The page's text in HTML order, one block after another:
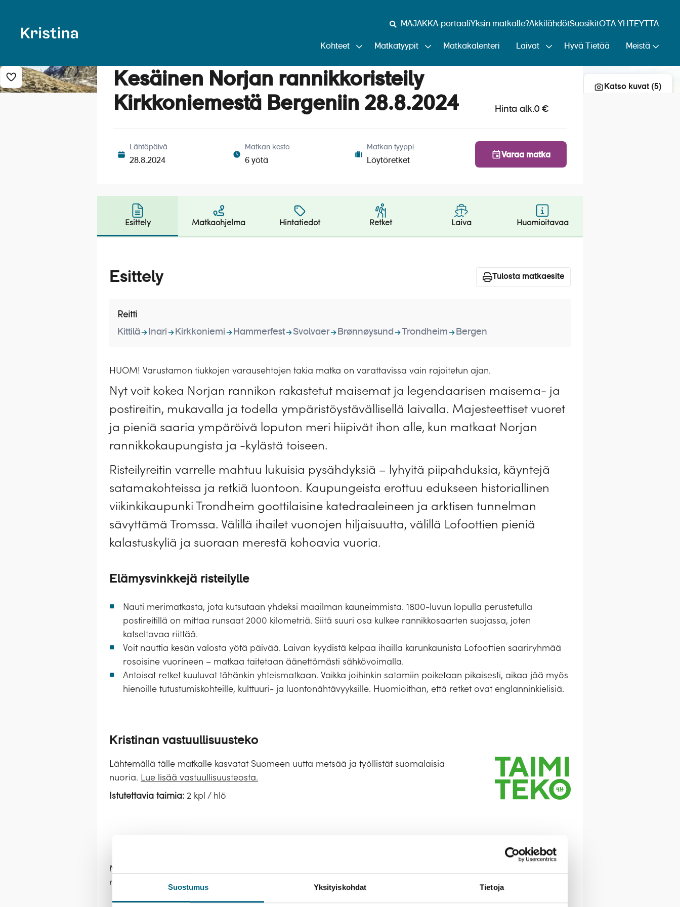
Suostumus Yksityiskohdat Tietoja
MAJAKKA-portaaliYksin matkalle?ÄkkilähdötSuosikitOTA YHTEYTTÄ
Kohteet Matkatyypit Matkakalenteri Laivat Hyvä Tietää Meistä
Katso kuvat (5)
Lisää risteily suosikkeihin Kesäinen Norjan rannikkoristeily
Kirkkoniemestä Bergeniin 28.8.2024
Hinta alk.0 €
Lähtöpäivä
28.8.2024
Matkan kesto
6 yötä
Matkan tyyppi
Löytöretket
Varaa matka
Esittely Matkaohjelma Hintatiedot Retket Laiva Huomioitavaa
Esittely Tulosta matkaesite
Reitti
Kittilä Inari Kirkkoniemi Hammerfest Svolvaer Brønnøysund Trondheim Bergen
HUOM! Varustamon tiukkojen varausehtojen takia matka on varattavissa vain rajoitetun ajan.
Nyt voit kokea Norjan rannikon rakastetut maisemat ja legendaarisen maisema- ja
postireitin, mukavalla ja todella ympäristöystävällisellä laivalla. Majesteettiset vuoret
ja pieniä saaria ympäröivä loputon meri hiipivät ihon alle, kun matkaat Norjan
rannikkokaupungista ja -kylästä toiseen.
Risteilyreitin varrelle mahtuu lukuisia pysähdyksiä – lyhyitä piipahduksia, käyntejä
satamakohteissa ja retkiä luontoon. Kaupungeista erottuu edukseen historiallinen
viikinkikaupunki Trondheim goottilaisine katedraaleineen ja arktisen tunnelman
sävyttämä Tromssa. Välillä ihailet vuonojen hiljaisuutta, välillä Lofoottien pieniä
kalastuskyliä ja suoraan merestä kohoavia vuoria.
Elämysvinkkejä risteilylle
Nauti merimatkasta, jota kutsutaan yhdeksi maailman kauneimmista. 1800-luvun lopulla perustetulla
postireitillä on mittaa runsaat 2000 kilometriä. Siitä suuri osa kulkee rannikkosaarten suojassa, joten
katseltavaa riittää.
Voit nauttia kesän valosta yötä päivää. Laivan kyydistä kelpaa ihailla karunkaunista Lofoottien saariryhmää
rosoisine vuorineen – matkaa taitetaan äänettömästi sähkövoimalla.
Antoisat retket kuuluvat tähänkin yhteismatkaan. Vaikka joihinkin satamiin poiketaan pikaisesti, aikaa jää myös
hienoille tutustumiskohteille, kulttuuri- ja luontonähtävyyksille. Huomioithan, että retket ovat englanninkielisiä.
Kristinan vastuullisuusteko
Lähtemällä tälle matkalle kasvatat Suomeen uutta metsää ja työllistät suomalaisia
nuoria. Lue lisää vastuullisuusteosta.
Istutettavia taimia: 2 kpl / hlö
Matka toteutetaan Havila Voyagesin ympäristöystävällisellä aluksella, joka ajaa
reitillä linjaliikennettä. Laivalla ei ole erityistä viihde- tai asiaohjelmaa.